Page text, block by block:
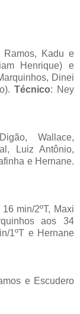
Ramos, Kadu e
Henrique) e
Dinei
Técnico: Ney
Wallace,
Luiz Antônio,
e Hernane.
min/2ºT, Maxi
aos 34
1ºT e Hernane
e Escudero